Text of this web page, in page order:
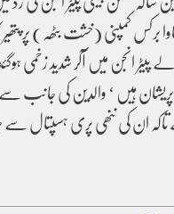
برکس کمپنی (خشت بٹھہ) پر
پیٹر انجن میں آکر شدید
ہیں ‘ والدین کی جانب
ان کی ننھی پری ہسپتال